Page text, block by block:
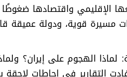
الإقليمي واقتصادها
مسيرة قوية، ودولة عميقة
الهجوم على إيران؟
التقارير في إحاطات